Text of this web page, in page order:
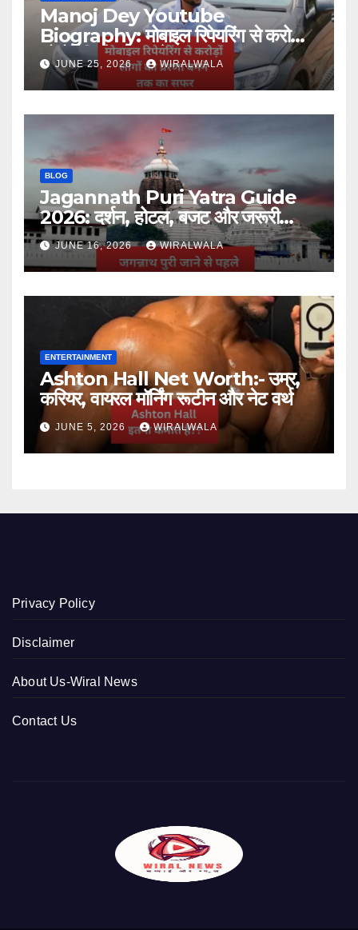
Manoj Dey Youtube
Biography: मोबाइल रिपेयरिंग से करोड़ों
लोगों की प्रेरणा बनने तक का सफर
JUNE 25, 2026 WIRALWALA
BLOG
Jagannath Puri Yatra Guide
2026: दर्शन, होटल, बजट और जरूरी
जानकारी
JUNE 16, 2026 WIRALWALA
ENTERTAINMENT
Ashton Hall Net Worth:- उम्र,
करियर, वायरल मॉर्निंग रूटीन और नेट वर्थ
JUNE 5, 2026 WIRALWALA
Privacy Policy
Disclaimer
About Us-Wiral News
Contact Us